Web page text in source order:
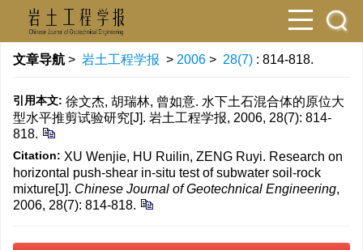
文章导航 > 岩土工程学报 > 2006 > 28(7) : 814-818.
引用本文: 徐文杰, 胡瑞林, 曾如意. 水下土石混合体的原位大
型水平推剪试验研究[J]. 岩土工程学报, 2006, 28(7): 814-
818.
Citation: XU Wenjie, HU Ruilin, ZENG Ruyi. Research on
horizontal push-shear in-situ test of subwater soil-rock
mixture[J]. Chinese Journal of Geotechnical Engineering,
2006, 28(7): 814-818.